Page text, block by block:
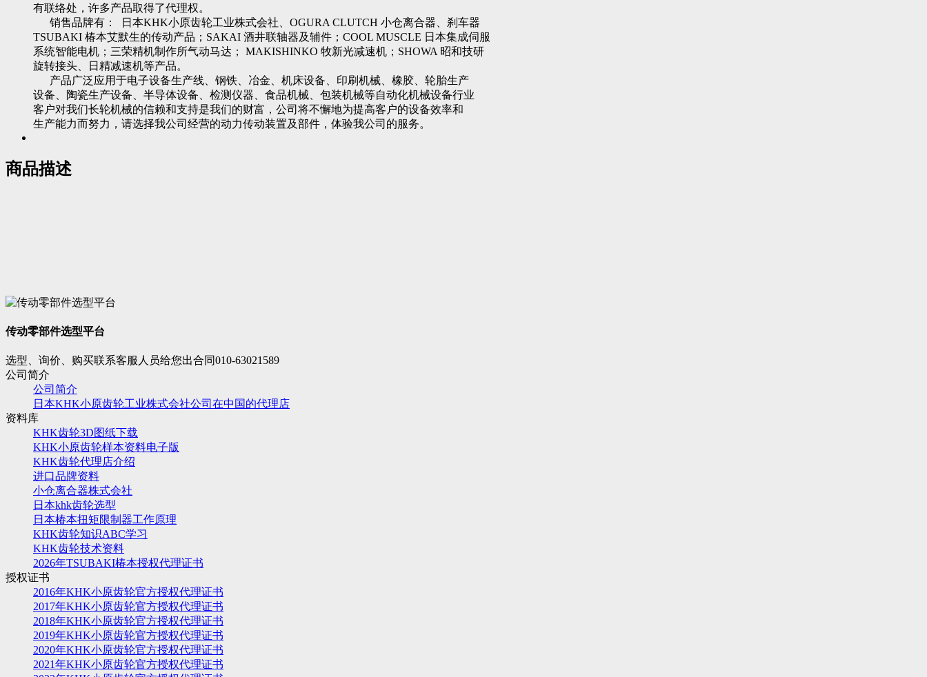
有联络处，许多产品取得了代理权。
销售品牌有： 日本KHK小原齿轮工业株式会社、OGURA CLUTCH 小仓离合器、刹车器
TSUBAKI 椿本艾默生的传动产品；SAKAI 酒井联轴器及辅件；COOL MUSCLE 日本集成伺服
系统智能电机；三荣精机制作所气动马达； MAKISHINKO 牧新光减速机；SHOWA 昭和技研
旋转接头、日精减速机等产品。
产品广泛应用于电子设备生产线、钢铁、冶金、机床设备、印刷机械、橡胶、轮胎生产
设备、陶瓷生产设备、半导体设备、检测仪器、食品机械、包装机械等自动化机械设备行业
客户对我们长轮机械的信赖和支持是我们的财富，公司将不懈地为提高客户的设备效率和
生产能力而努力，请选择我公司经营的动力传动装置及部件，体验我公司的服务。
商品描述
传动零部件选型平台
选型、询价、购买联系客服人员给您出合同010-63021589
公司简介
公司简介
日本KHK小原齿轮工业株式会社公司在中国的代理店
资料库
KHK齿轮3D图纸下载
KHK小原齿轮样本资料电子版
KHK齿轮代理店介绍
进口品牌资料
小仓离合器株式会社
日本khk齿轮选型
日本椿本扭矩限制器工作原理
KHK齿轮知识ABC学习
KHK齿轮技术资料
2026年TSUBAKI椿本授权代理证书
授权证书
2016年KHK小原齿轮官方授权代理证书
2017年KHK小原齿轮官方授权代理证书
2018年KHK小原齿轮官方授权代理证书
2019年KHK小原齿轮官方授权代理证书
2020年KHK小原齿轮官方授权代理证书
2021年KHK小原齿轮官方授权代理证书